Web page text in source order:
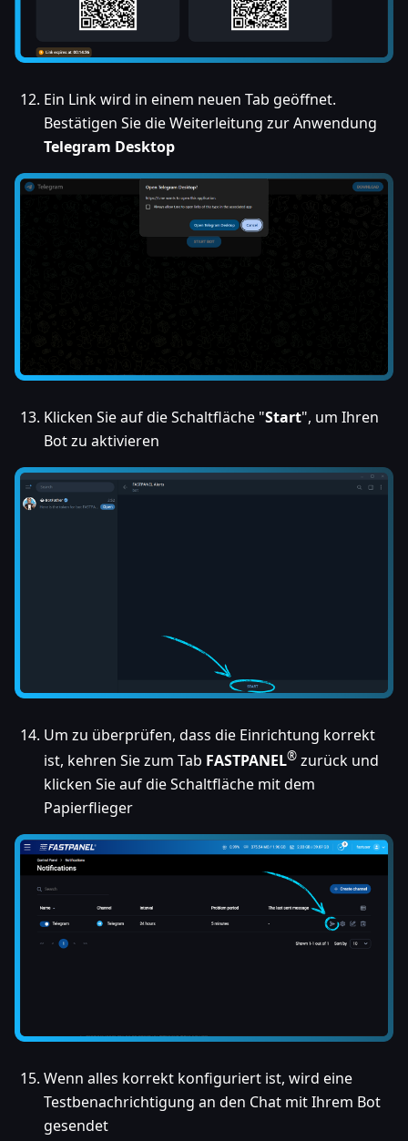
Ein Link wird in einem neuen Tab geöffnet.
Bestätigen Sie die Weiterleitung zur Anwendung
Telegram Desktop
Klicken Sie auf die Schaltfläche "Start", um Ihren
Bot zu aktivieren
Um zu überprüfen, dass die Einrichtung korrekt
ist, kehren Sie zum Tab FASTPANEL® zurück und
klicken Sie auf die Schaltfläche mit dem
Papierflieger
Wenn alles korrekt konfiguriert ist, wird eine
Testbenachrichtigung an den Chat mit Ihrem Bot
gesendet